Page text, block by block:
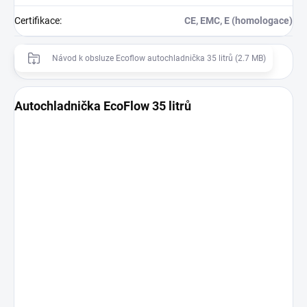
Certifikace: CE, EMC, E (homologace)
Návod k obsluze Ecoflow autochladnička 35 litrů (2.7 MB)
Autochladnička EcoFlow 35 litrů